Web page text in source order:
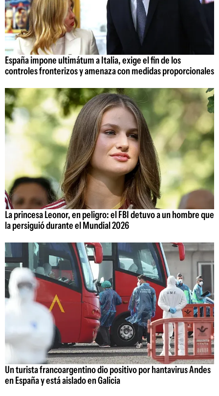
España impone ultimátum a Italia, exige el fin de los
controles fronterizos y amenaza con medidas proporcionales
La princesa Leonor, en peligro: el FBI detuvo a un hombre que
la persiguió durante el Mundial 2026
Un turista francoargentino dio positivo por hantavirus Andes
en España y está aislado en Galicia